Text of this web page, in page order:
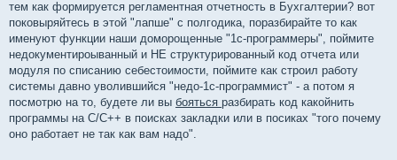
тем как формируется регламентная отчетность в Бухгалтерии? вот
поковыряйтесь в этой "лапше" с полгодика, поразбирайте то как
именуют функции наши доморощенные "1с-программеры", поймите
недокументироыванный и НЕ структурированный код отчета или
модуля по списанию себестоимости, поймите как строил работу
системы давно уволившийся "недо-1с-программист" - а потом я
посмотрю на то, будете ли вы бояться разбирать код какойнить
программы на C/C++ в поисках закладки или в посиках "того почему
оно работает не так как вам надо".